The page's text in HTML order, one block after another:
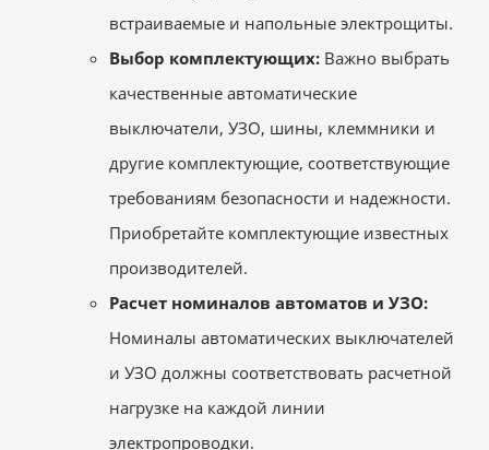
встраиваемые и напольные электрощиты.
Выбор комплектующих: Важно выбрать
качественные автоматические
выключатели, УЗО, шины, клеммники и
другие комплектующие, соответствующие
требованиям безопасности и надежности.
Приобретайте комплектующие известных
производителей.
Расчет номиналов автоматов и УЗО:
Номиналы автоматических выключателей
и УЗО должны соответствовать расчетной
нагрузке на каждой линии
электропроводки.